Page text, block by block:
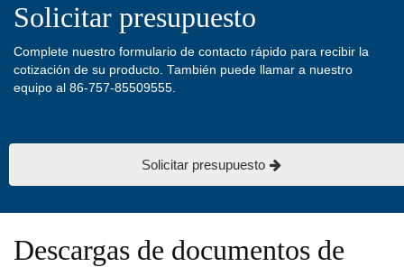
Solicitar presupuesto
Complete nuestro formulario de contacto rápido para recibir la
cotización de su producto. También puede llamar a nuestro
equipo al 86-757-85509555.
Solicitar presupuesto
Descargas de documentos de